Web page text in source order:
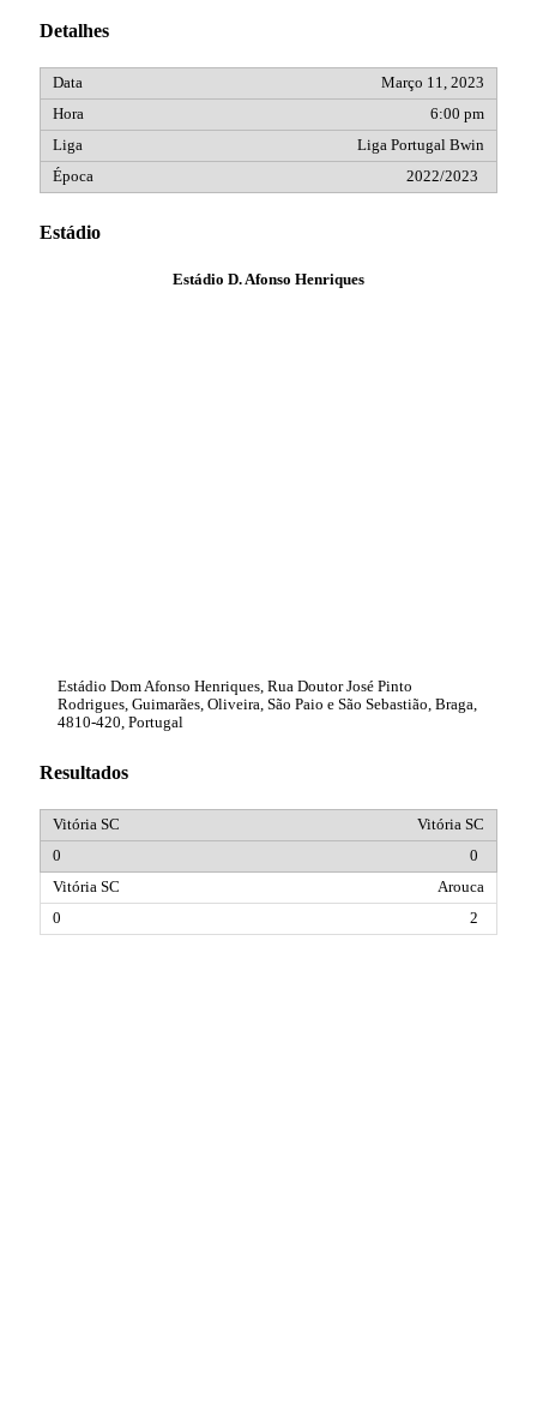
Detalhes
Março 11, 2023
6:00 pm
Liga Portugal Bwin
2022/2023
Estádio
Estádio D. Afonso Henriques
Estádio Dom Afonso Henriques, Rua Doutor José Pinto
Rodrigues, Guimarães, Oliveira, São Paio e São Sebastião, Braga,
4810-420, Portugal
Resultados
Vitória SC
0
Arouca
2